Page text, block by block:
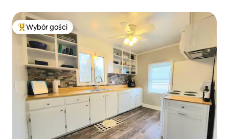
Najpopularniejsze z kategorii Wybór gości
Wybór gości